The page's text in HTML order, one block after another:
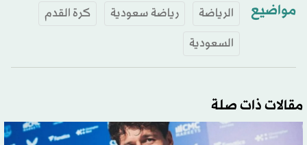
مواضيع الرياضة رياضة سعودية
كرة القدم
السعودية
مقالات ذات صلة